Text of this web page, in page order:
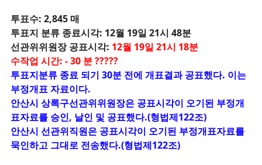
투표수: 2,845 매
투표지 분류 종료시각: 12월 19일 21시 48분
선관위위원장 공표시각: 12월 19일 21시 18분
수작업 시간: - 30 분 ?????
투표지분류 종료 되기 30분 전에 개표결과 공표했다. 이는
부정개표 자료이다.
안산시 상록구선관위위원장은 공표시각이 오기된 부정개
표자료를 승인, 날인 및 공표했다.(형법제122조)
안산시 선관위직원은 공표시각이 오기된 부정개표자료를
묵인하고 그대로 전송했다.(형법제122조)